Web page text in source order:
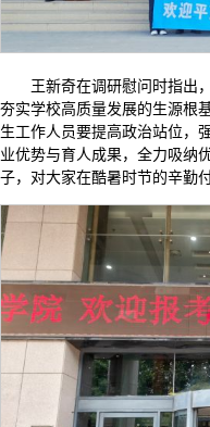
王新奇在调研慰问时指出
夯实学校高质量发展的生源根
生工作人员要提高政治站位，
业优势与育人成果，全力吸纳
子，对大家在酷暑时节的辛勤